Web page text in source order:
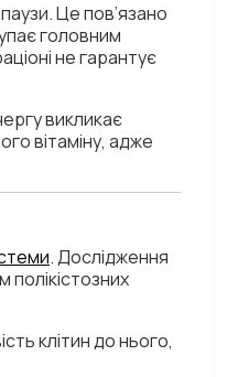
Це пов’язано
головним
не гарантує
викликає
вітаміну, адже
. Дослідження
клітин до нього,